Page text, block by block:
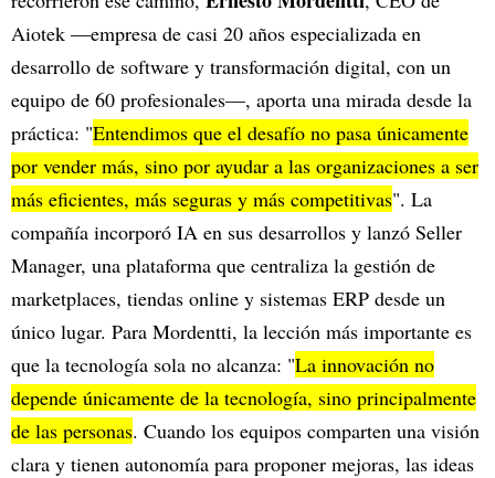
Aiotek —empresa de casi 20 años especializada en
desarrollo de software y transformación digital, con un
equipo de 60 profesionales—, aporta una mirada desde la
práctica: "Entendimos que el desafío no pasa únicamente
por vender más, sino por ayudar a las organizaciones a ser
más eficientes, más seguras y más competitivas". La
compañía incorporó IA en sus desarrollos y lanzó Seller
Manager, una plataforma que centraliza la gestión de
marketplaces, tiendas online y sistemas ERP desde un
único lugar. Para Mordentti, la lección más importante es
que la tecnología sola no alcanza: "La innovación no
depende únicamente de la tecnología, sino principalmente
de las personas. Cuando los equipos comparten una visión
clara y tienen autonomía para proponer mejoras, las ideas